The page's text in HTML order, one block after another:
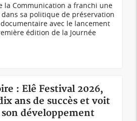
la Communication a franchi une
sa politique de préservation
avec le lancement
édition de la Journée
: Elê Festival 2026,
ans de succès et voit
développement